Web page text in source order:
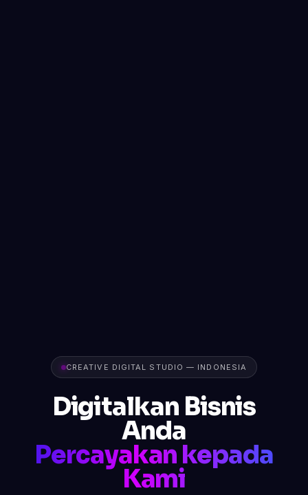
CREATIVE DIGITAL STUDIO — INDONESIA
Digitalkan Bisnis
Anda
Percayakan kepada
Kami